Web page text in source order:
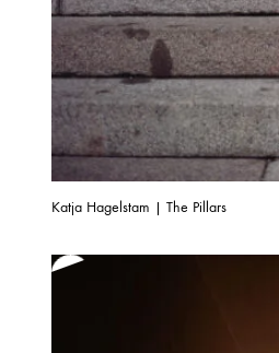
Katja Hagelstam | The Pillars